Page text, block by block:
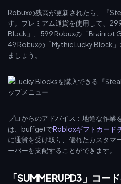
Robuxの残高が更新されたら、『
す。プレミアム通貨を使用して、
Block」、599 Robuxの「Brainrot
49 Robuxの「Mythic Lucky Block」
ましょう。
プロからのアドバイス：地道な作業
は、buffgetでRobloxギフトカード
に通貨を受け取り、優れたカスタマ
ーバーを支配することができます。
「SUMMERUPD3」コー